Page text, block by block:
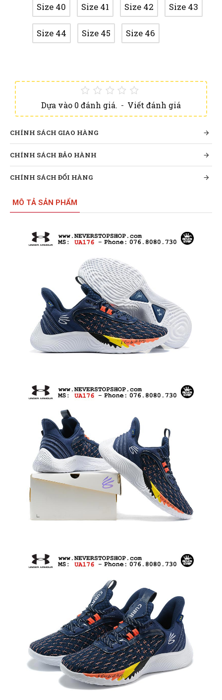
Dựa vào 0 đánh giá. - Viết đánh giá
Size 40 Size 41 Size 42 Size 43
Size 44 Size 45 Size 46
CHÍNH SÁCH GIAO HÀNG
CHÍNH SÁCH BẢO HÀNH
CHÍNH SÁCH ĐỔI HÀNG
MÔ TẢ SẢN PHẨM